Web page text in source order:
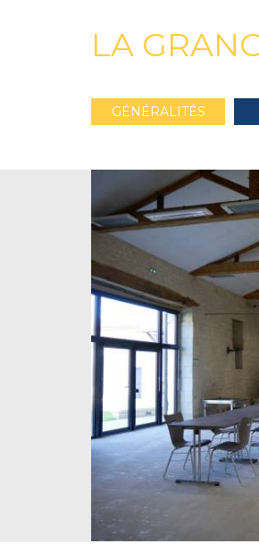
LA
GÉNÉRALITÉS